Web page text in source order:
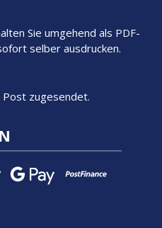
Sie umgehend als PDF-
selber ausdrucken.
zugesendet.